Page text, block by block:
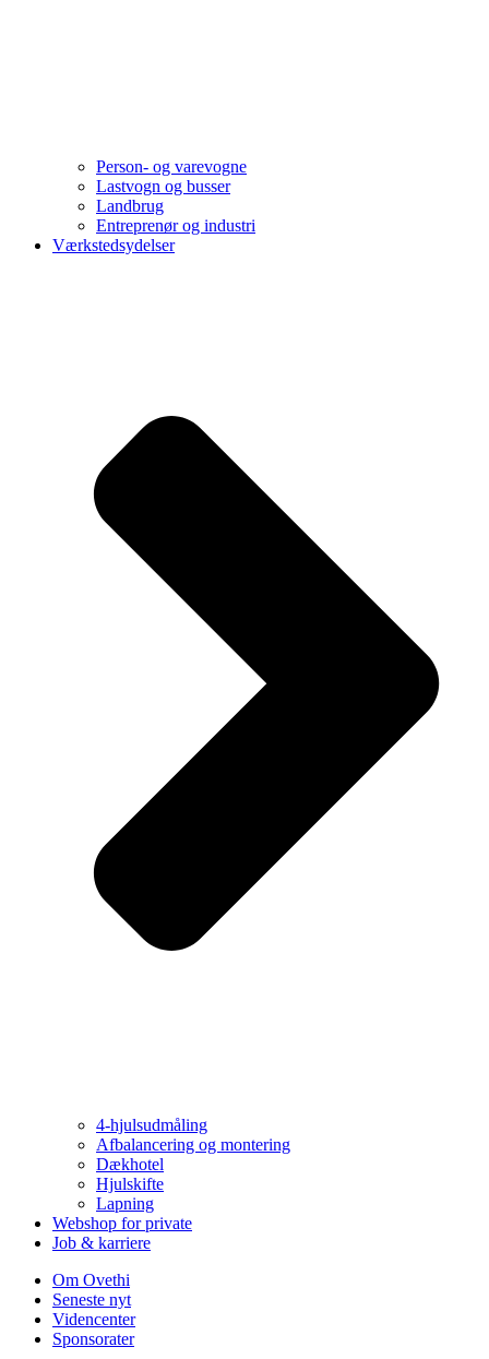
Person- og varevogne
Lastvogn og busser
Landbrug
Entreprenør og industri
Værkstedsydelser
4-hjulsudmåling
Afbalancering og montering
Dækhotel
Hjulskifte
Lapning
Webshop for private
Job & karriere
Om Ovethi
Seneste nyt
Videncenter
Sponsorater